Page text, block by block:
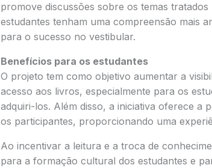
promove discussões sobre os temas
estudantes tenham uma compreensão mais
para o sucesso no vestibular.
Benefícios para os estudantes
O projeto tem como objetivo aumentar a
acesso aos livros, especialmente para os
adquiri-los. Além disso, a iniciativa oferece a
os participantes, proporcionando uma
Ao incentivar a leitura e a troca de
para a formação cultural dos estudantes e